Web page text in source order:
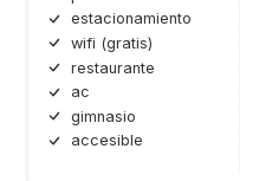
estacionamiento
wifi (gratis)
restaurante
ac
gimnasio
accesible